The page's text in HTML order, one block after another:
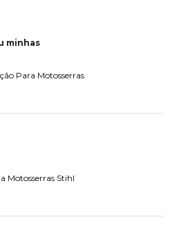
minhas
Para Motosserras
Motosserras Stihl